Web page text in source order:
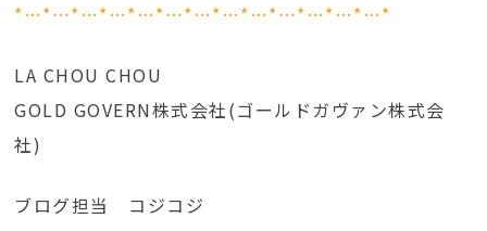
*…*…*…*…*…*…*…*…*…*…*…*…*…*
LA CHOU CHOU
GOLD GOVERN株式会社(ゴールドガヴァン株式会
社)
ブログ担当 コジコジ